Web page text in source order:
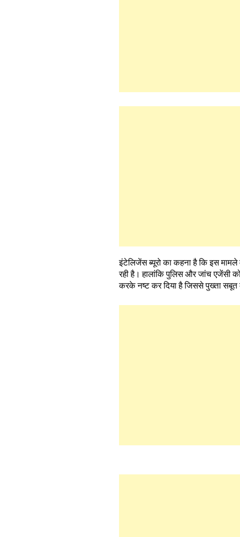
इंटेलिजेंस ब्यूरो का कहना है कि इस मामले
रही है। हालांकि पुलिस और जांच एजेंसी
करके नष्ट कर दिया है जिससे पुख्ता सबूत